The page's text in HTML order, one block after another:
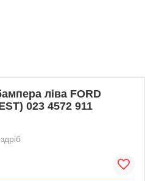
ліва FORD
023 4572 911